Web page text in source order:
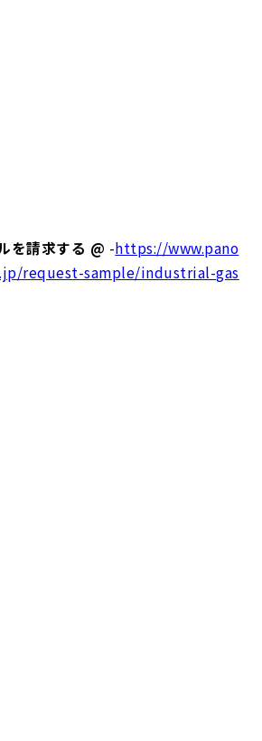
を請求する @ -https://www.pano
request-sample/industrial-gas